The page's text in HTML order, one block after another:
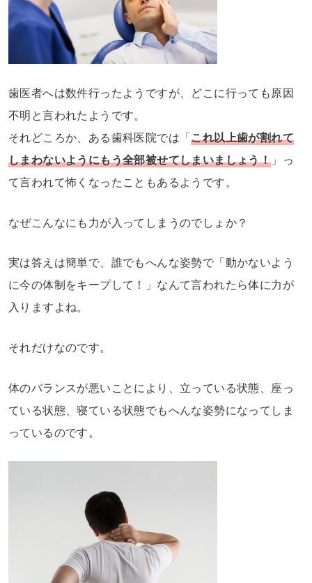
歯医者へは数件行ったようですが、どこに行っても原因
不明と言われたようです。
それどころか、ある歯科医院では「これ以上歯が割れて
しまわないようにもう全部被せてしまいましょう！ 」っ
て言われて怖くなったこともあるようです。
なぜこんなにも力が入ってしまうのでしょか？
実は答えは簡単で、誰でもへんな姿勢で「動かないよう
に今の体制をキープして！」なんて言われたら体に力が
入りますよね。
それだけなのです。
体のバランスが悪いことにより、立っている状態、座っ
ている状態、寝ている状態でもへんな姿勢になってしま
っているのです。